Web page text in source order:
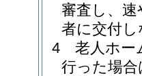
審査し、
者に交付
4
老人ホー
行った場